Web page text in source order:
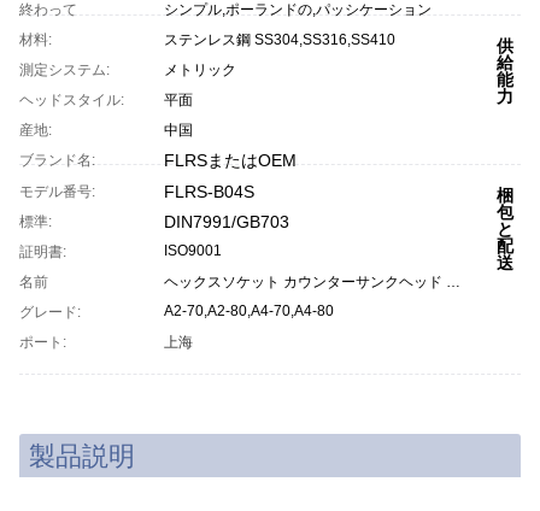
終わって
シンプル,ポーランドの,パッシケーション
材料:
ステンレス鋼 SS304,SS316,SS410
測定システム:
メトリック
ヘッドスタイル:
平面
産地:
中国
ブランド名:
FLRSまたはOEM
モデル番号: FLRS-B04S
標準: DIN7991/GB703
証明書:
ISO9001
名前
ヘックスソケット カウンターサンクヘッド マシンスクリュー
グレード:
A2-70,A2-80,A4-70,A4-80
ポート:
上海
供
給
能
力
梱
包
と
配
送
製品説明